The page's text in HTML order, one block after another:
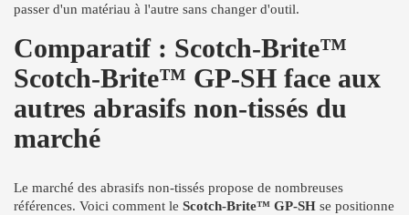
passer d'un matériau à l'autre sans changer d'outil.
Comparatif : Scotch-Brite™
Scotch-Brite™ GP-SH face aux
autres abrasifs non-tissés du
marché
Le marché des abrasifs non-tissés propose de nombreuses
références. Voici comment le Scotch-Brite™ GP-SH se positionne